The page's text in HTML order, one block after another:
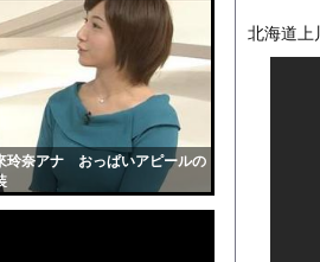
玲奈アナ おっぱいアピールの
【画像】
ケンタッ
【画像】
北海道上